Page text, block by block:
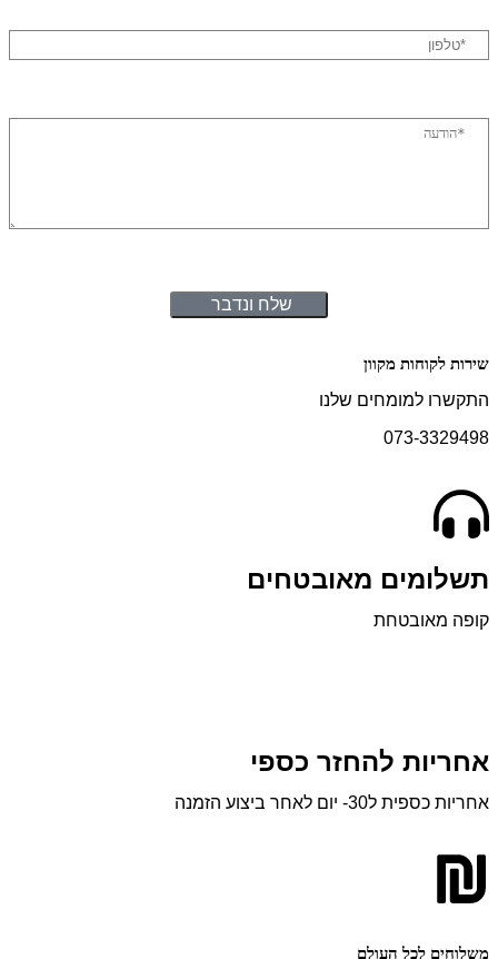
שלח ונדבר
לקוחות מקוון
למומחים שלנו
073-
מאובטחים
מאובטחת
להחזר כספי
ל30- יום לאחר ביצוע הזמנה
לכל העולם